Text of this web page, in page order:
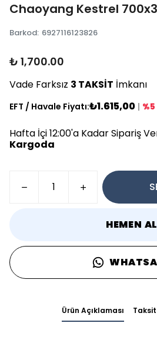
Chaoyang Kestrel
Barkod: 6927116123826
₺ 1,700.00
Vade Farksız 3 TAKSİT İmkanı
EFT / Havale Fiyatı:₺1.615,00 |
Hafta İçi 12:00'a Kadar Sipariş
Kargoda
HEMEN AL
Ürün Açıklaması